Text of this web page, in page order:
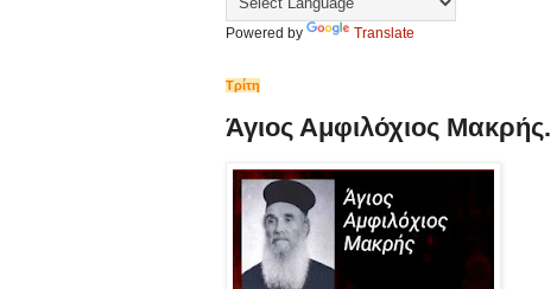
Powered by Translate
Τρίτη
Άγιος Αμφιλόχιος